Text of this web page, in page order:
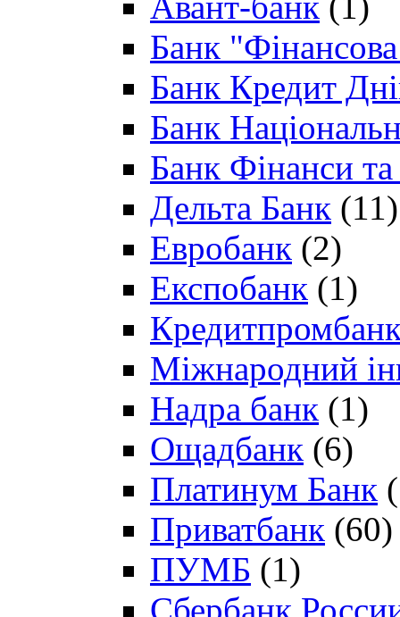
Банк "Фінансова
Банк Кредит
Банк
Банк Фінанси
Дельта Банк (11)
Евробанк (2)
Експобанк (1)
Міжнародний
Надра банк (1)
Ощадбанк (6)
Платинум Банк
Приватбанк (60)
ПУМБ (1)
Сбербанк